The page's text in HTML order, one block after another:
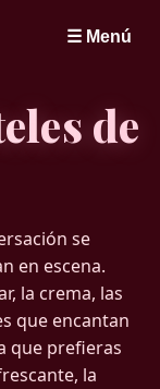
☰ Menú
de
se
en escena.
la crema, las
que encantan
que prefieras
la